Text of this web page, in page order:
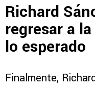
Richard
regresar a
lo esperado
Finalmente,